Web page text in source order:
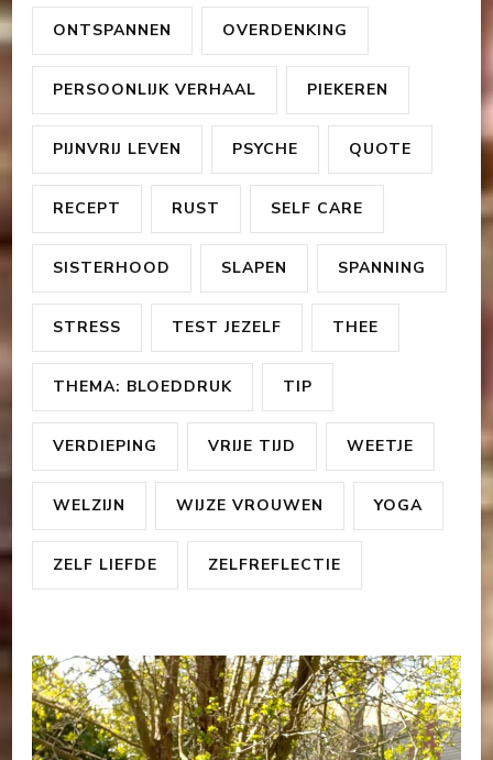
ONTSPANNEN OVERDENKING
PERSOONLIJK VERHAAL PIEKEREN
PIJNVRIJ LEVEN PSYCHE QUOTE
RECEPT RUST SELF CARE
SISTERHOOD SLAPEN SPANNING
STRESS TEST JEZELF THEE
THEMA: BLOEDDRUK TIP
VERDIEPING VRIJE TIJD WEETJE
WELZIJN WIJZE VROUWEN YOGA
ZELF LIEFDE ZELFREFLECTIE